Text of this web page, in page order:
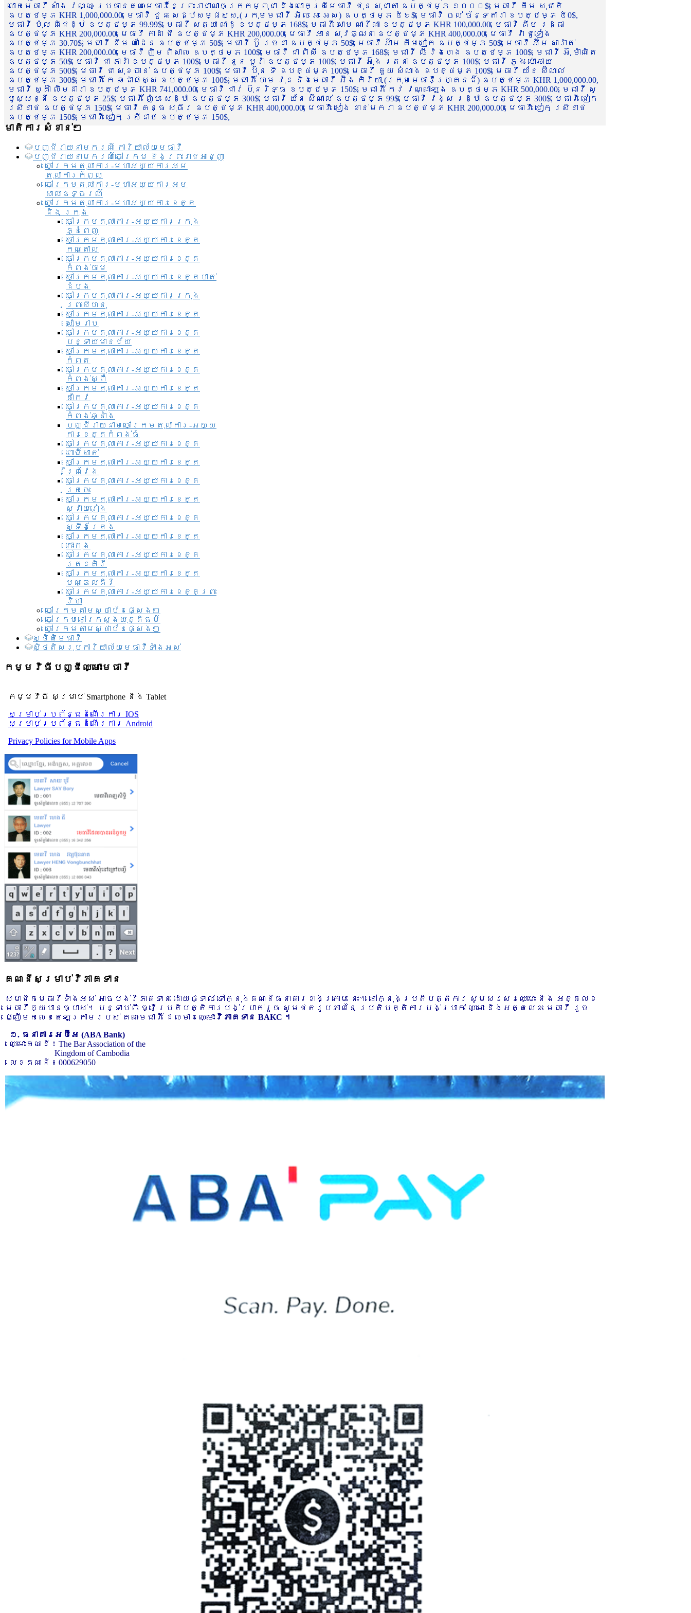
លោកមេធាវី សាំង វណ្ណៈ ប្រធានគណៈមេធាវីនៃព្រះរាជាណាចក្រកម្ពុជា និងលោកស្រីមេធាវី ថុន សុជាតា ឧបត្ថម្ភ ១០០០$, មេធាវី គីម សុជាតិ
ឧបត្ថម្ភ KHR 1,000,000.00, មេធាវី ជួន សេដ្ឋសម្ផស្ស (ក្រុមមេធាវី អិល អេ អេស) ឧបត្ថម្ភ ៥៦$, មេធាវី ចល់ ច័ន្ទតារា ឧបត្ថម្ភ ៥0$,
មេធាវី ប៉ុល ពិជេដ្ឋ ឧបត្ថម្ភ 99.99$, មេធាវី សត្យា ណាដូ ឧបត្ថម្ភ 168$, មេធាវី សោម ណារីណា ឧបត្ថម្ភ KHR 100,000.00, មេធាវី គឹម រដ្ធា
ឧបត្ថម្ភ KHR 200,000.00, មេធាវី កាដា ជី ឧបត្ថម្ភ KHR 200,000.00, មេធាវី អាន សុវឌ្ឍនា ឧបត្ថម្ភ KHR 400,000.00, មេធាវី វ៉ា ជូទៀង
ឧបត្ថម្ភ 30.70$, មេធាវី ខឹម ណាដែន ឧបត្ថម្ភ 50$, មេធាវី ប៊ូ រចនា ឧបត្ថម្ភ 50$, មេធាវី អ៊ាម គឹមហៀក ឧបត្ថម្ភ 50$, មេធាវី អ៊ឹម សារ៉ាត់
ឧបត្ថម្ភ KHR 200,000.00, មេធាវី ញឹម ពិសាល ឧបត្ថម្ភ 100$, មេធាវី ជា ពិសី ឧបត្ថម្ភ 168$, មេធាវី លី វ៉េងហេង ឧបត្ថម្ភ 100$, មេធាវី អ៊ុំ ម៉ាណិត
ឧបត្ថម្ភ 50$, មេធាវី ជា ភារ៉ា ឧបត្ថម្ភ 100$, មេធាវី នួន បូរ៉ា ឧបត្ថម្ភ 100$, មេធាវី អ៊ុង រតនា ឧបត្ថម្ភ 100$, មេធាវី ភួង ប៉ោឆាយ
ឧបត្ថម្ភ 500$, មេធាវី ជា សុខចាន់ ឧបត្ថម្ភ 100$, មេធាវី ប៊ុន ទី ឧបត្ថម្ភ 100$, មេធាវី គួយ សំណាង ឧបត្ថម្ភ 100$, មេធាវី យ័ន ស៊ីណាល់
ឧបត្ថម្ភ 300$, មេធាវី កែ ឆដាផស្ស ឧបត្ថម្ភ 100$, មេធាវី ហែម វុន និងមេធាវី អ៊ឹង កិរិយា (ក្រុមមេធាវីហ្គ្រេនដ៏) ឧបត្ថម្ភ KHR 1,000,000.00,
មេធាវី សួគ៌ា លឹមដារា ឧបត្ថម្ភ KHR 741,000.00, មេធាវី ជាវ ប៊ុនរិទ្ធ ឧបត្ថម្ភ 150$, មេធាវី កែវ វណ្ណាឡុង ឧបត្ថម្ភ KHR 500,000.00, មេធាវី សូ
មូសេ្សន្នី ឧបត្ថម្ភ 25$, មេធាវី ញ៉ែម សេដ្ឋា ឧបត្ថម្ភ 300$, មេធាវី យ័ន ស៊ីណាល់ ឧបត្ថម្ភ 99$, មេធាវី វង្ស រដ្ឋា ឧបត្ថម្ភ 300$, មេធាវី ជៀក
ស្រីនាថ ឧបត្ថម្ភ 150$, មេធាវី គន្ធ សុធីរ ឧបត្ថម្ភ KHR 400,000.00, មេធាវី សៀង ខាន់មករា ឧបត្ថម្ភ KHR 200,000.00, មេធាវី ជៀក ស្រីនាថ
ឧបត្ថម្ភ 150$, មេធាវី ជៀក ស្រីនាថ ឧបត្ថម្ភ 150$,
មាតិការសំខាន់ៗ
បញ្ជី​រាយ​នាមករណ៍ ការិយាល័យ​មេធាវី​
បញ្ជី​រាយ​នាមករណ៍​ចៅក្រម និងព្រះរាជអាជ្ញា
ចៅក្រមតុលាការ-មហាអយ្យការអម
តុលាការកំពូល
ចៅក្រមតុលាការ-មហាអយ្យការអម
សាលាឧទ្ធរណ៏
ចៅក្រមតុលាការ-មហាអយ្យការខេត្ត
និង ក្រុង
ចៅក្រមតុលាការ-អយ្យការក្រុង
ភ្នំពេញ
ចៅក្រមតុលាការ-អយ្យការខេត្ត
កណ្តាល
ចៅក្រមតុលាការ-អយ្យការខេត្ត
កំពង់ចាម
ចៅក្រមតុលាការ-អយ្យការខេត្តបាត់
ដំបង
ចៅក្រមតុលាការ-អយ្យការ​ក្រុង
ព្រះសីហនុ
ចៅក្រមតុលាការ-អយ្យការខេត្ត
សៀមរាប
ចៅក្រមតុលាការ-អយ្យការខេត្ត
បន្ទាយមានជ័យ
ចៅក្រមតុលាការ-អយ្យការខេត្ត
កំពត
ចៅក្រមតុលាការ-អយ្យការខេត្ត
កំពង់ស្ពឺ
ចៅក្រមតុលាការ-អយ្យការខេត្ត
តាកែវ
ចៅក្រមតុលាការ-អយ្យការខេត្ត
កំពង់ឆ្នាំង
បញ្ជីរាយនាមចៅក្រមតុលាការ-អយ្យ
ការខេត្តកំពង់ធំ
ចៅក្រមតុលាការ-អយ្យការខេត្ត
ពោធិ៍សាត់
ចៅក្រមតុលាការ-អយ្យការខេត្ត
ព្រៃវែង
ចៅក្រមតុលាការ-អយ្យការខេត្ត
ក្រចេះ
ចៅក្រមតុលាការ-អយ្យការខេត្ត
ស្វាយរៀង
ចៅក្រមតុលាការ-អយ្យការខេត្ត
ស្ទឹងត្រែង
ចៅក្រមតុលាការ-អយ្យការខេត្ត
កោះកុង
ចៅក្រមតុលាការ-អយ្យការខេត្ត
រតនគិរី
ចៅក្រមតុលាការ-អយ្យការខេត្ត
មណ្ឌលគិរី
ចៅក្រមតុលាការ-អយ្យការខេត្តព្រះ
វិហា
ចៅក្រមតាមស្ថាប័នផ្សេងៗ
ចៅក្រមនៅក្រសួងយុត្តិធម៌
ចៅក្រមតាមស្ថាប័នផ្សេងៗ
ស្ថិតិមេធាវី
សិ្ថតិសរុបការិយាល័យមេធាវីទាំងអស់​
កម្មវិធីបញ្ជីឈ្មោះមេធាវី
កម្មវិធី សម្រាប់ Smartphone និង Tablet
សម្រាប់​ប្រព័ន្ធដំណើរការ IOS
សម្រាប់​ប្រព័ន្ធដំណើរការ Android
Privacy Policies for Mobile Apps
គណនីសម្រាប់វិភាគទាន
សមាជិកមេធាវីទាំងអស់ អាចបង់វិភាគទាន ដោយផ្ទាល់ ទៅក្នុងគណនីធនាគារខាងក្រោម នេះ។ នៅក្នុងប្រតិបត្តិការ សូមសរសេរឈ្មោះ និង អត្តលេខ
មេធាវីឲ្យបានច្បាស់។ បន្ទាប់ពី ធ្វើប្រតិបត្តិការបង់ប្រាក់រួច សូមថតរូបភាពនៃ ប្រតិបត្តិការបង់ប្រាក់ ឈ្មោះ និងអត្តលេខ មេធាវី រួច
ផ្ញើមកលេខតេឡេក្រាមរបស់ គណៈមេធាវី ដែលមានឈ្មោះ វិភាគទាន BAKC ។
១. ធនាគារអេប៊ីអេ (ABA Bank)
ឈ្មោះគណនី ៖ The Bar Association of the
Kingdom of Cambodia
លេខគណនី ៖ 000629050